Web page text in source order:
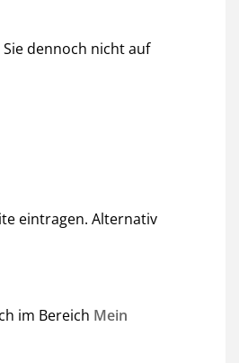
dennoch nicht auf
eintragen. Alternativ
im Bereich Mein